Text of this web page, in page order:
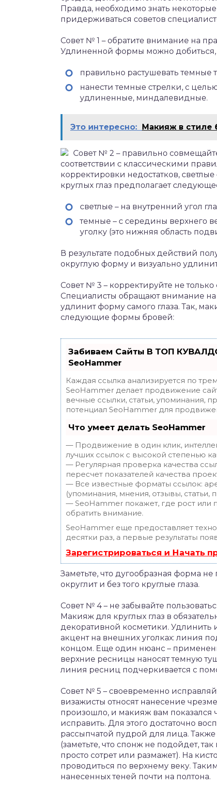
Правда, необходимо знать
придерживаться советов
Совет № 1 – обратите внимание на
Удлиненной формы можно добиться,
правильно растушевать темные
нанести темные стрелки, с
удлиненные, миндалевидные.
Это интересно: Макияж в стиле
Совет № 2 – правильно
соответствии с классическими
корректировки недостатков,
круглых глаз предполагает
светлые – на внутренний угол
темные – с середины верхнего
уголку (это нижняя область
В результате подобных действий
округлую форму и визуально
Совет № 3 – корректируйте не
Специалисты обращают внимание
удлинит форму самого глаза. Так,
следующие формы бровей:
Забиваем Сайты В ТОП
SeoHammer
Каждая ссылка анализируется по
SeoHammer делает продвижение
вечные ссылки, статьи, упоминания,
потенциал SeoHammer для
Что умеет делать SeoHammer
— Продвижение в один клик,
лучших ссылок с высокой степенью
— Регулярная проверка качества
пересчет показателей качества
— Все известные форматы ссылок:
(упоминания, мнения, отзывы, статьи,
— SeoHammer покажет, где рост или
обратить внимание.
SeoHammer еще предоставляет
десятки раз, а первые результаты
Зарегистрироваться и Начать
Заметьте, что дугообразная форма
округлит и без того круглые глаза.
Совет № 4 – не забывайте
Макияж для круглых глаз в
декоративной косметики.
акцент на внешних уголках: линия
концом. Еще один нюанс –
верхние ресницы наносят темную
линия ресниц подчеркивается с
Совет № 5 – своевременно
визажисты относят нанесение
произошло, и макияж вам показался
исправить. Для этого достаточно
рассыпчатой пудрой для лица.
(заметьте, что спонж не подойдет,
просто сотрет или размажет). На
проводиться по верхнему веку.
нанесенных теней почти на полтона.